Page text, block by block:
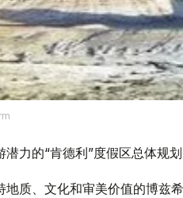
力的“肯德利”度假区总体规划
地质、文化和审美价值的博